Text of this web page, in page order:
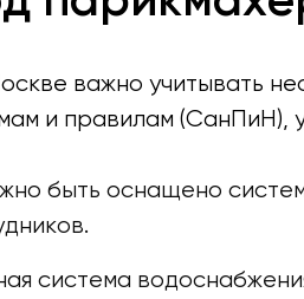
важно учитывать
и правилам (СанПиН),
быть оснащено
система